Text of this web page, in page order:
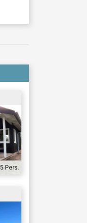
5 Pers.